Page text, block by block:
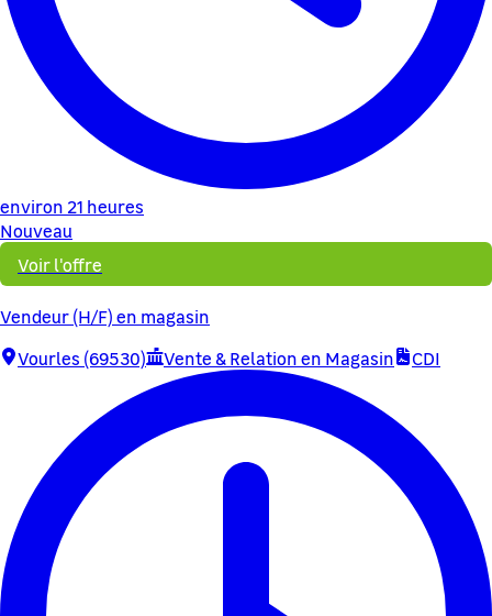
environ 21 heures
Nouveau
Voir l'offre
Vendeur (H/F) en magasin
Vourles (69530)
Vente & Relation en Magasin CDI